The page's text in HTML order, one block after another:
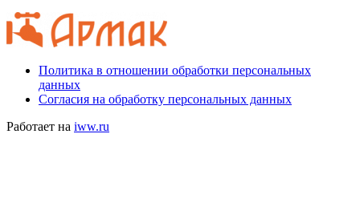
Политика в отношении обработки персональных
данных
Согласия на обработку персональных данных
Работает на iww.ru